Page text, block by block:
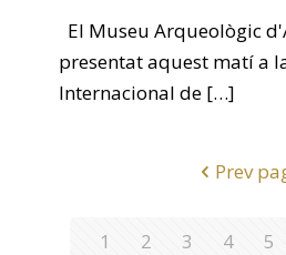
El Museu Arqueològic
presentat aquest matí a
Internacional de […]
Prev
1 2 3 4 5